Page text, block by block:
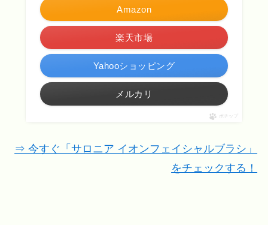
Amazon
楽天市場
Yahooショッピング
メルカリ
ポチップ
⇒ 今すぐ「サロニア イオンフェイシャルブラシ」
をチェックする！